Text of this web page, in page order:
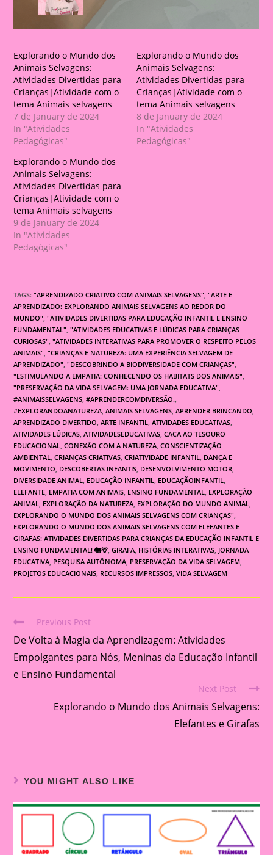
Explorando o Mundo dos
Animais Selvagens:
Atividades Divertidas para
Crianças|Atividade com o
tema Animais selvagens
7 de January de 2024
In "Atividades
Pedagógicas"
Explorando o Mundo dos
Animais Selvagens:
Atividades Divertidas para
Crianças|Atividade com o
tema Animais selvagens
8 de January de 2024
In "Atividades
Pedagógicas"
Explorando o Mundo dos
Animais Selvagens:
Atividades Divertidas para
Crianças|Atividade com o
tema Animais selvagens
9 de January de 2024
In "Atividades
Pedagógicas"
TAGS:"APRENDIZADO CRIATIVO COM ANIMAIS SELVAGENS", "ARTE E
APRENDIZADO: EXPLORANDO ANIMAIS SELVAGENS AO REDOR DO
MUNDO", "ATIVIDADES DIVERTIDAS PARA EDUCAÇÃO INFANTIL E ENSINO
FUNDAMENTAL", "ATIVIDADES EDUCATIVAS E LÚDICAS PARA CRIANÇAS
CURIOSAS", "ATIVIDADES INTERATIVAS PARA PROMOVER O RESPEITO PELOS
ANIMAIS", "CRIANÇAS E NATUREZA: UMA EXPERIÊNCIA SELVAGEM DE
APRENDIZADO", "DESCOBRINDO A BIODIVERSIDADE COM CRIANÇAS",
"ESTIMULANDO A EMPATIA: CONHECENDO OS HABITATS DOS ANIMAIS",
"PRESERVAÇÃO DA VIDA SELVAGEM: UMA JORNADA EDUCATIVA",
#ANIMAISSELVAGENS, #APRENDERCOMDIVERSÃO.,
#EXPLORANDOANATUREZA, ANIMAIS SELVAGENS, APRENDER BRINCANDO,
APRENDIZADO DIVERTIDO, ARTE INFANTIL, ATIVIDADES EDUCATIVAS,
ATIVIDADES LÚDICAS, ATIVIDADESEDUCATIVAS, CAÇA AO TESOURO
EDUCACIONAL, CONEXÃO COM A NATUREZA, CONSCIENTIZAÇÃO
AMBIENTAL, CRIANÇAS CRIATIVAS, CRIATIVIDADE INFANTIL, DANÇA E
MOVIMENTO, DESCOBERTAS INFANTIS, DESENVOLVIMENTO MOTOR,
DIVERSIDADE ANIMAL, EDUCAÇÃO INFANTIL, EDUCAÇÃOINFANTIL,
ELEFANTE, EMPATIA COM ANIMAIS, ENSINO FUNDAMENTAL, EXPLORAÇÃO
ANIMAL, EXPLORAÇÃO DA NATUREZA, EXPLORAÇÃO DO MUNDO ANIMAL,
EXPLORANDO O MUNDO DOS ANIMAIS SELVAGENS COM CRIANÇAS",
EXPLORANDO O MUNDO DOS ANIMAIS SELVAGENS COM ELEFANTES E
GIRAFAS: ATIVIDADES DIVERTIDAS PARA CRIANÇAS DA EDUCAÇÃO INFANTIL E
ENSINO FUNDAMENTAL! 🐘🦒, GIRAFA, HISTÓRIAS INTERATIVAS, JORNADA
EDUCATIVA, PESQUISA AUTÔNOMA, PRESERVAÇÃO DA VIDA SELVAGEM,
PROJETOS EDUCACIONAIS, RECURSOS IMPRESSOS, VIDA SELVAGEM
Read
more
articles
Previous Post
De Volta à Magia da Aprendizagem: Atividades
Empolgantes para Nós, Meninas da Educação Infantil
e Ensino Fundamental
Next Post
Explorando o Mundo dos Animais Selvagens:
Elefantes e Girafas
YOU MIGHT ALSO LIKE